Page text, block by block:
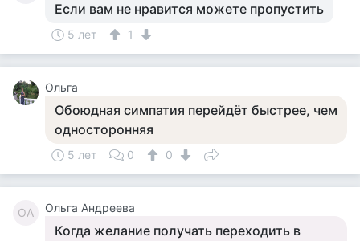
Если вам не нравится можете пропустить
5 лет 1
Ольга
Обоюдная симпатия перейдёт быстрее, чем
односторонняя
5 лет 0 0
ОА Ольга Андреева
Когда желание получать переходить в